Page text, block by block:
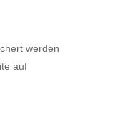
werden
auf